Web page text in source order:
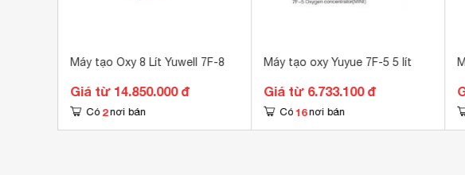
Máy tạo Oxy 8 Lít Yuwell 7F-8
Giá từ 14.850.000 đ
Có 2 nơi bán
Máy tạo oxy Yuyue 7F-5 5 lít
Giá từ 6.733.100 đ
Có 16 nơi bán